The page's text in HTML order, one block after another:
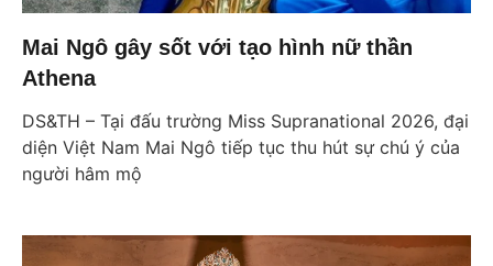
Mai Ngô gây sốt với tạo hình nữ thần
Athena
DS&TH – Tại đấu trường Miss Supranational 2026, đại
diện Việt Nam Mai Ngô tiếp tục thu hút sự chú ý của
người hâm mộ